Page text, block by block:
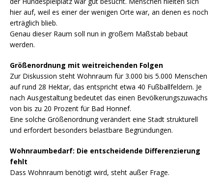
hier auf, weil es einer der wenigen Orte war, an denen es noch
erträglich blieb.
Genau dieser Raum soll nun in großem Maßstab bebaut
werden.
Größenordnung mit weitreichenden Folgen
Zur Diskussion steht Wohnraum für 3.000 bis 5.000 Menschen
auf rund 28 Hektar, das entspricht etwa 40 Fußballfeldern. Je
nach Ausgestaltung bedeutet das einen Bevölkerungszuwachs
von bis zu 20 Prozent für Bad Honnef.
Eine solche Größenordnung verändert eine Stadt strukturell
und erfordert besonders belastbare Begründungen.
Wohnraumbedarf: Die entscheidende Differenzierung
fehlt
Dass Wohnraum benötigt wird, steht außer Frage.